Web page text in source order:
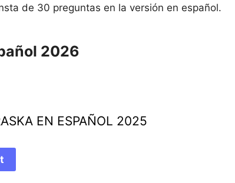
de 30 preguntas en la versión en español.
2026
EN ESPAÑOL 2025